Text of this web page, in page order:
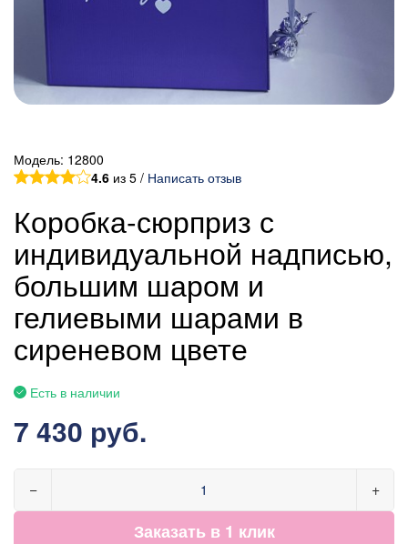
Модель: 12800
4.6 из 5 / Написать отзыв
Коробка-сюрприз с
индивидуальной надписью,
большим шаром и
гелиевыми шарами в
сиреневом цвете
Есть в наличии
7 430 руб.
− +
Заказать в 1 клик